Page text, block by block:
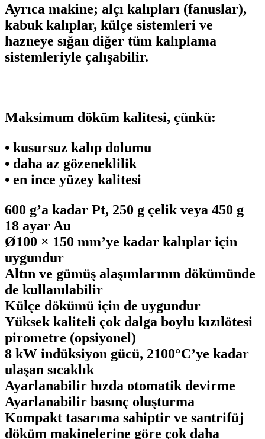
Ayrıca makine; alçı kalıpları (fanuslar),
kabuk kalıplar, külçe sistemleri ve
hazneye sığan diğer tüm kalıplama
sistemleriyle çalışabilir.
Maksimum döküm kalitesi, çünkü:
• kusursuz kalıp dolumu
• daha az gözeneklilik
• en ince yüzey kalitesi
600 g’a kadar Pt, 250 g çelik veya 450 g
18 ayar Au
Ø100 × 150 mm’ye kadar kalıplar için
uygundur
Altın ve gümüş alaşımlarının dökümünde
de kullanılabilir
Külçe dökümü için de uygundur
Yüksek kaliteli çok dalga boylu kızılötesi
pirometre (opsiyonel)
8 kW indüksiyon gücü, 2100°C’ye kadar
ulaşan sıcaklık
Ayarlanabilir hızda otomatik devirme
Ayarlanabilir basınç oluşturma
Kompakt tasarıma sahiptir ve santrifüj
döküm makinelerine göre çok daha